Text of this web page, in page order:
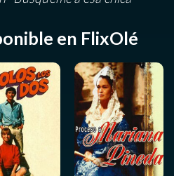
en FlixOlé